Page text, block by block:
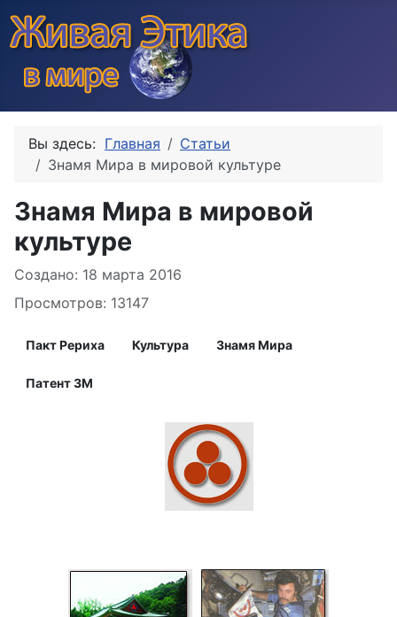
Вы здесь: Главная
Статьи
Знамя Мира в мировой культуре
Знамя Мира в мировой
культуре
Информация о материале
Создано: 18 марта 2016
Просмотров: 13147
Пакт Рериха Культура Знамя Мира
Патент ЗМ